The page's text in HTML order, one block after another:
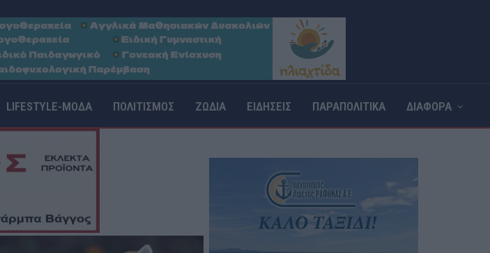
LIFESTYLE-ΜΟΔΑ ΠΟΛΙΤΙΣΜΟΣ ΖΩΔΙΑ ΕΙΔΗΣΕΙΣ ΠΑΡΑΠΟΛΙΤΙΚΑ ΔΙΑΦΟΡΑ